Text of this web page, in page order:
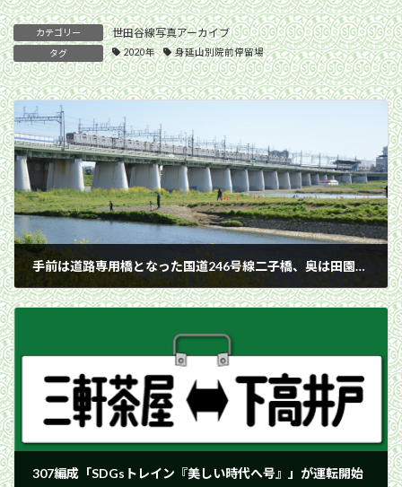
カテゴリー 世田谷線写真アーカイブ
タグ 2020年 身延山別院前停留場
手前は道路専用橋となった国道246号線二子橋、奥は田園都市線二子橋梁／2020年4月14日 二子新地〜二子玉川間
2020年4月14日
307編成「SDGsトレイン『美しい時代へ号』」が運転開始